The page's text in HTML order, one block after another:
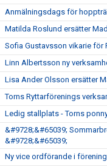
Anmälningsdags för
Matilda Roslund ersätter
Sofia Gustavsson vikarie för
Linn Albertsson ny
Lisa Ander Olsson ersätter
Torns Ryttarförenings
Ledig stallplats - Torns
&#9728;&#65039;
&#9728;&#65039;
Ny vice ordförande i